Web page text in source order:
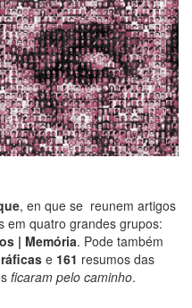
, en que se reunem artigos
em quatro grandes grupos:
| Memória. Pode também
e 161 resumos das
ficaram pelo caminho.